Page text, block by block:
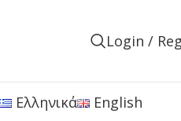
Login /
Ελληνικά English